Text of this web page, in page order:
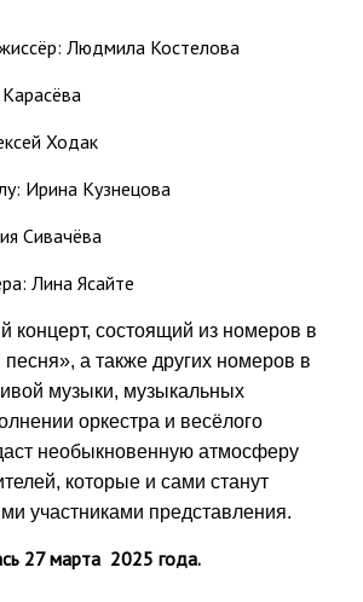
Людмила Костелова
Ходак
Ирина Кузнецова
Сивачёва
Лина Ясайте
концерт, состоящий из номеров в
а также других номеров в
музыки, музыкальных
оркестра и весёлого
необыкновенную атмосферу
которые и сами станут
участниками представления.
27 марта 2025 года.